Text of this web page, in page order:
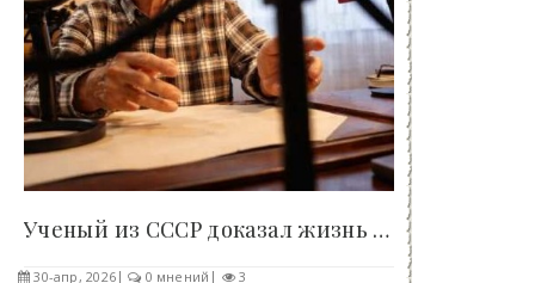
Ученый из СССР доказал жизнь после смерти:..
30-апр, 2026 0 мнений 3